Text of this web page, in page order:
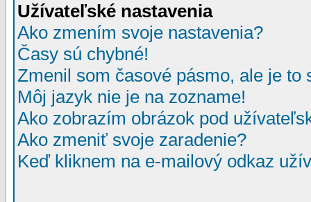
Užívateľské nastavenia
Ako zmením svoje nastavenia?
Časy sú chybné!
Zmenil som časové pásmo, ale je to
Môj jazyk nie je na zozname!
Ako zobrazím obrázok pod
Ako zmeniť svoje zaradenie?
Keď kliknem na e-mailový odkaz